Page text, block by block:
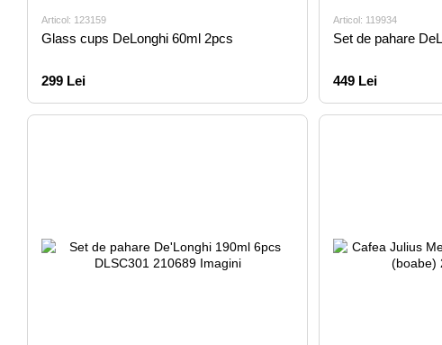
Articol: 123159
Glass cups DeLonghi 60ml 2pcs
299 Lei
Articol: 119934
Set de pahare
449 Lei